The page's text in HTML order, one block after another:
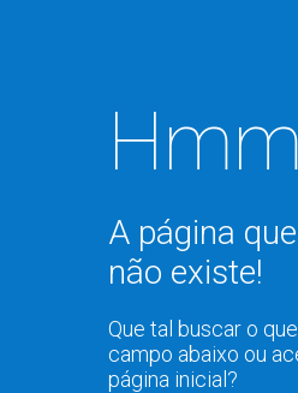
A página
não existe!
Que tal buscar o
campo abaixo ou
página inicial?